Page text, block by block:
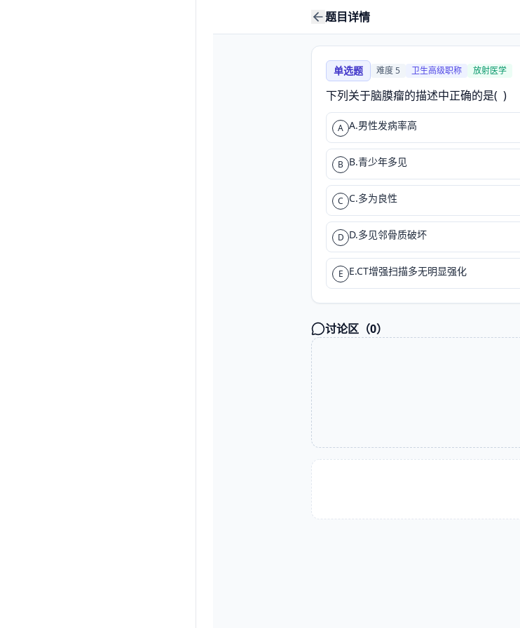
题目详情
单选题 难度5 卫生高级职称 放射医学
下列关于脑膜瘤的描述中正确的是(  )
A A.男性发病率高
B B.青少年多见
C C.多为良性
D D.多见邻骨质破坏
E E.CT增强扫描多无明显强化
讨论区（0）